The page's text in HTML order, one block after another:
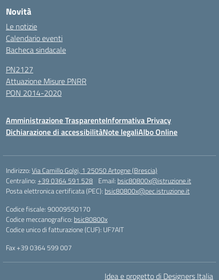
Novità
Le notizie
Calendario eventi
Bacheca sindacale
PN2127
Attuazione Misure PNRR
PON 2014-2020
Amministrazione TrasparenteInformativa Privacy
Dichiarazione di accessibilitàNote legaliAlbo Online
Indirizzo:Via Camillo Golgi, 1 25050 Artogne (Brescia)
Centralino:+39 0364 591 528 Email: bsic80800x@istruzione.it
Posta elettronica certificata (PEC): bsic80800x@pec.istruzione.it
Codice fiscale: 90009550170
Codice meccanografico: bsic80800x
Codice unico di fatturazione (CUF): UF7AIT
Fax +39 0364 599 007
Idea e progetto di Designers Italia